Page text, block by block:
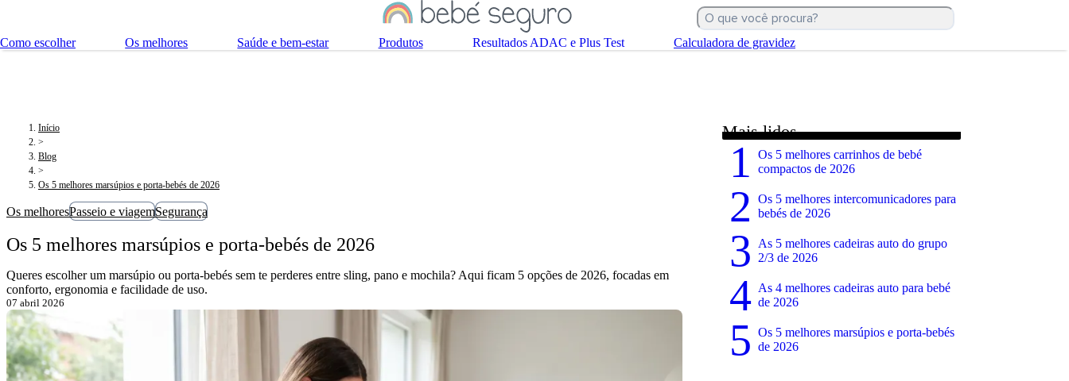
Como escolher Os melhores Saúde e bem-estar Produtos Resultados ADAC e Plus Test Calculadora de gravidez
Início
>
Blog
>
Os 5 melhores marsúpios e porta-bebés de 2026
Os melhoresPasseio e viagemSegurança
Os 5 melhores marsúpios e porta-bebés de 2026
Queres escolher um marsúpio ou porta-bebés sem te perderes entre sling, pano e mochila? Aqui ficam 5 opções de 2026, focadas em
conforto, ergonomia e facilidade de uso.
07 abril 2026
Mais lidos
1
Os 5 melhores carrinhos de bebé
compactos de 2026
2
Os 5 melhores intercomunicadores para
bebés de 2026
3
As 5 melhores cadeiras auto do grupo
2/3 de 2026
4 As 4 melhores cadeiras auto para bebé
de 2026
5 Os 5 melhores marsúpios e porta-bebés
de 2026